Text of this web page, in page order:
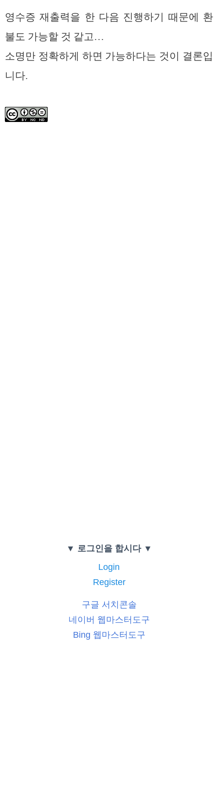
영수증 재출력을 한 다음 진행하기 때문에 환
불도 가능할 것 같고…
소명만 정확하게 하면 가능하다는 것이 결론입
니다.
▼ 로그인을 합시다 ▼
Login
Register
구글 서치콘솔
네이버 웹마스터도구
Bing 웹마스터도구